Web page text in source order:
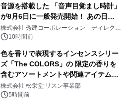
音源を搭載した 「音声目覚まし時計」
が8月6日に一般発売開始！ あの日の
大興奮が今甦る
株式会社 秀建コーポレーション ディレクト
アートギャラリー
10時間前
色を香りで表現するインセンスシリー
ズ「The COLORS」の 限定の香りを
含むアソートメントや関連アイテムを
8月6日発売
株式会社 松栄堂 リスン事業部
5時間前